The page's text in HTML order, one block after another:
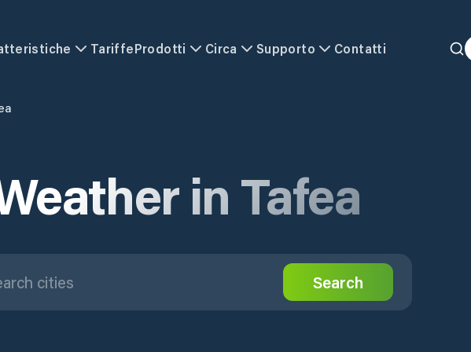
TariffeProdotti Circa Supporto Contatti
in Tafea
Search